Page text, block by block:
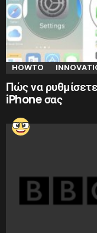
HOWTO
Πώς να
iPhone σας